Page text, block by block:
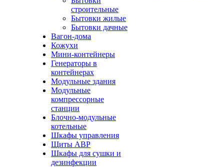
строительные
Бытовки жилые
Бытовки дачные
Вагон-дома
Кожухи
Мини-контейнеры
Генераторы в
контейнерах
Модульные здания
Модульные
компрессорные
станции
Блочно-модульные
котельные
Шкафы управления
Щиты АВР
Шкафы для сушки и
дезинфекции